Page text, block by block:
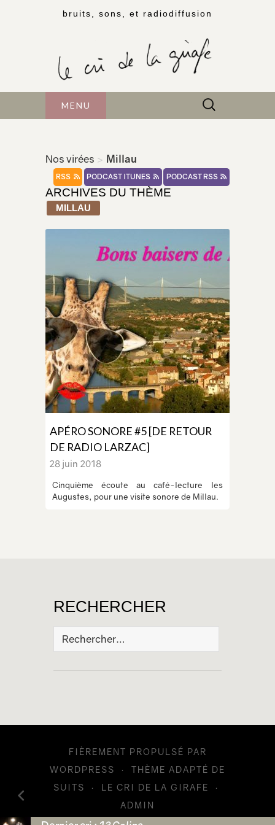
bruits, sons, et radiodiffusion
MENU Rechercher :
Nos virées > Millau
PODCAST RSS
PODCAST ITUNES
RSS
ARCHIVES DU THÈME
MILLAU
APÉRO SONORE #5 [DE RETOUR
DE RADIO LARZAC]
28 juin 2018
Cinquième écoute au café-lecture les
Augustes, pour une visite sonore de Millau.
RECHERCHER
Rechercher :
FIÈREMENT PROPULSÉ PAR
WORDPRESS
·
THÈME ADAPTÉ DE
SUITS
· LE CRI DE LA GIRAFE
·
ADMIN